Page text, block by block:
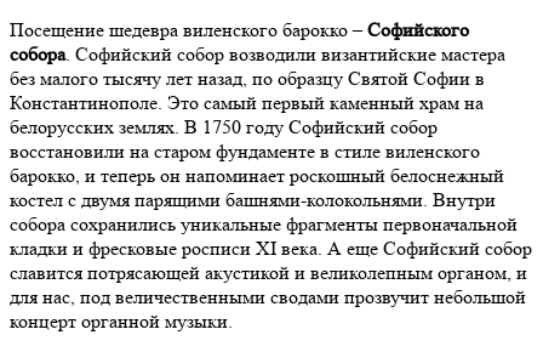
Посещение шедевра виленского барокко –Софийского
собора. Софийский собор возводили византийские мастера
без малого тысячу лет назад, по образцу Святой Софии в
Константинополе. Это самый первый каменный храм на
белорусских землях. В 1750 году Софийский собор
восстановили на старом фундаменте в стиле виленского
барокко, и теперь он напоминает роскошный белоснежный
костел с двумя парящими башнями-колокольнями. Внутри
собора сохранились уникальные фрагменты первоначальной
кладки и фресковые росписи XI века. А еще Софийский собор
славится потрясающей акустикой и великолепным органом, и
для нас, под величественными сводами прозвучит небольшой
концерт органной музыки.